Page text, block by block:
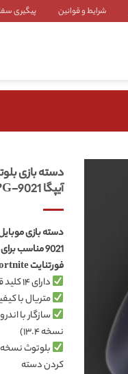
شرایط و قوانین پیگیری
آیپگا ‌iPega PG-9021
9021 مناسب
فورتنایت PUBG, Call of duty , Fortnite
دارای ۱۴ کلید قابل تنظیم
متریال با
سازگار با
نسخه ۱۳.۴)
کردن دسته